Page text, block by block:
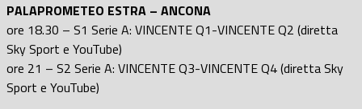
PALAPROMETEO ESTRA – ANCONA
ore 18.30 – S1 Serie A: VINCENTE Q1-VINCENTE Q2 (diretta
Sky Sport e YouTube)
ore 21 – S2 Serie A: VINCENTE Q3-VINCENTE Q4 (diretta Sky
Sport e YouTube)